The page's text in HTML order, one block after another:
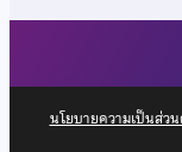
นโยบายความเป็นส่ว